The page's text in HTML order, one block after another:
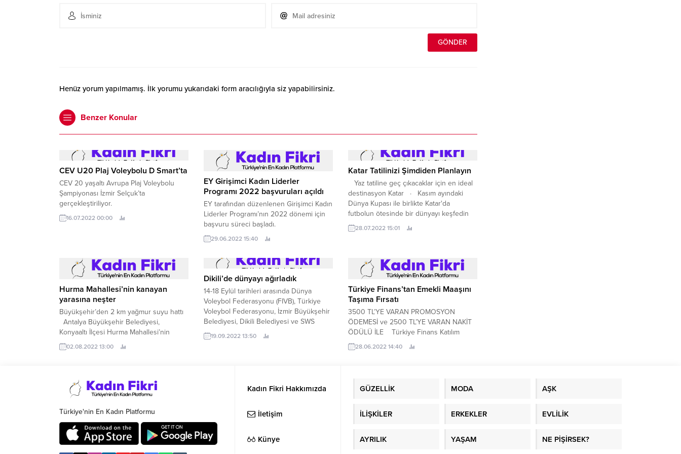
Henüz yorum yapılmamış. İlk yorumu yukarıdaki form aracılığıyla siz yapabilirsiniz.
Benzer Konular
CEV U20 Plaj Voleybolu D Smart’ta
CEV 20 yaşaltı Avrupa Plaj Voleybolu
Şampiyonası İzmir Selçuk’ta
gerçekleştiriliyor.
16.07.2022 00:00
EY Girişimci Kadın Liderler
Programı 2022 başvuruları açıldı
EY tarafından düzenlenen Girişimci Kadın
Liderler Programı’nın 2022 dönemi için
başvuru süreci başladı.
29.06.2022 15:40
Katar Tatilinizi Şimdiden Planlayın
Yaz tatiline geç çıkacaklar için en ideal
destinasyon Katar · Kasım ayındaki
Dünya Kupası ile birlikte Katar'da
futbolun ötesinde bir dünyayı keşfedin
Doha, Katar, 28 Temmuz 2022: Katar,
geleneksel Ortadoğu misafirperverliğini
28.07.2022 15:01
Hurma Mahallesi’nin kanayan
yarasına neşter
Büyükşehir’den 2 km yağmur suyu hattı
Antalya Büyükşehir Belediyesi,
Konyaaltı İlçesi Hurma Mahallesi’nin
yıllardır kanayan yarası haline gelen
yağmur suyu sorununu çözmek için alt
02.08.2022 13:00
Dikili’de dünyayı ağırladık
14-18 Eylül tarihleri arasında Dünya
Voleybol Federasyonu (FIVB), Türkiye
Voleybol Federasyonu, İzmir Büyükşehir
Belediyesi, Dikili Belediyesi ve SWS
Organizasyon işbirliğinde gerçekleşen
FIVB U19 Dünya Plaj Voleybolu
19.09.2022 13:50
Türkiye Finans’tan Emekli Maaşını
Taşıma Fırsatı
3500 TL’YE VARAN PROMOSYON
ÖDEMESİ ve 2500 TL’YE VARAN NAKİT
ÖDÜLÜ İLE Türkiye Finans Katılım
Bankası, emekli maaşını Türkiye Finans’a
taşıyan kişilere 3.
28.06.2022 14:40
Türkiye'nin En Kadın Platformu
Kadın Fikri Hakkımızda
İletişim
Künye
GÜZELLİK MODA AŞK
İLİŞKİLER ERKEKLER EVLİLİK
AYRILIK YAŞAM NE PİŞİRSEK?